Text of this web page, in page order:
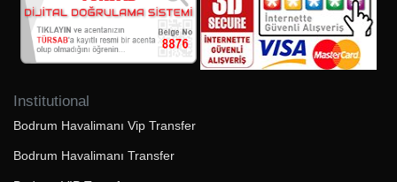
Institutional
Bodrum Havalimanı Vip Transfer
Bodrum Havalimanı Transfer